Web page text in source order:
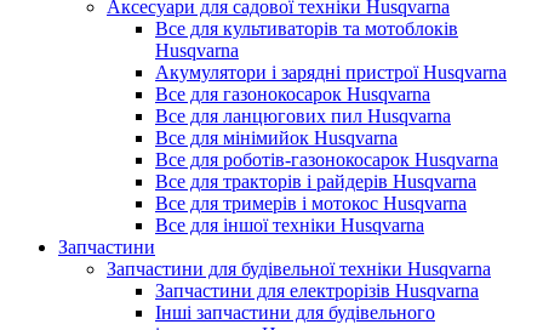
Аксесуари для садової техніки Husqvarna
Все для культиваторів та мотоблоків
Husqvarna
Акумулятори і зарядні пристрої Husqvarna
Все для газонокосарок Husqvarna
Все для ланцюгових пил Husqvarna
Все для мінімийок Husqvarna
Все для роботів-газонокосарок Husqvarna
Все для тракторів і райдерів Husqvarna
Все для тримерів і мотокос Husqvarna
Все для іншої техніки Husqvarna
Запчастини
Запчастини для будівельної техніки Husqvarna
Запчастини для електрорізів Husqvarna
Інші запчастини для будівельного